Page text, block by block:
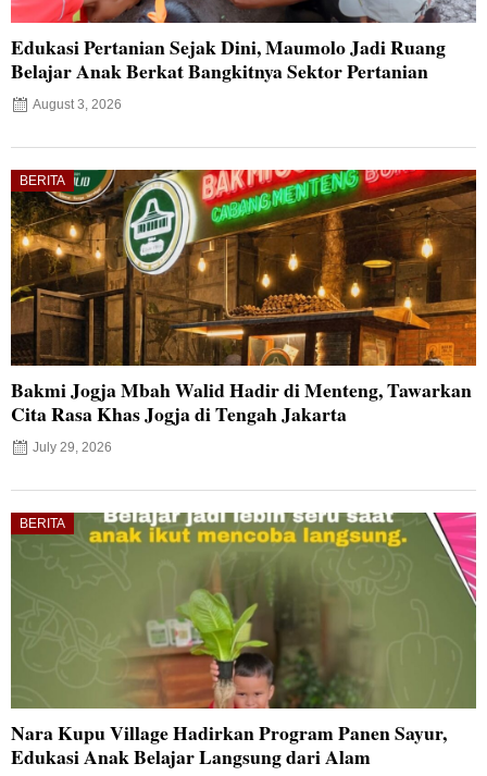
Edukasi Pertanian Sejak Dini, Maumolo Jadi Ruang
Belajar Anak Berkat Bangkitnya Sektor Pertanian
August 3, 2026
BERITA
Bakmi Jogja Mbah Walid Hadir di Menteng, Tawarkan
Cita Rasa Khas Jogja di Tengah Jakarta
July 29, 2026
BERITA
Nara Kupu Village Hadirkan Program Panen Sayur,
Edukasi Anak Belajar Langsung dari Alam